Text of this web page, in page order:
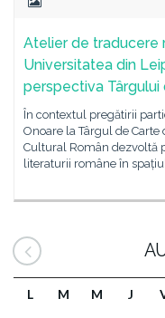
Atelier de traducere
Universitatea din
perspectiva Târgului
În contextul pregătirii
Onoare la Târgul de
Cultural Român dezvoltă
literaturii române în
L M M J